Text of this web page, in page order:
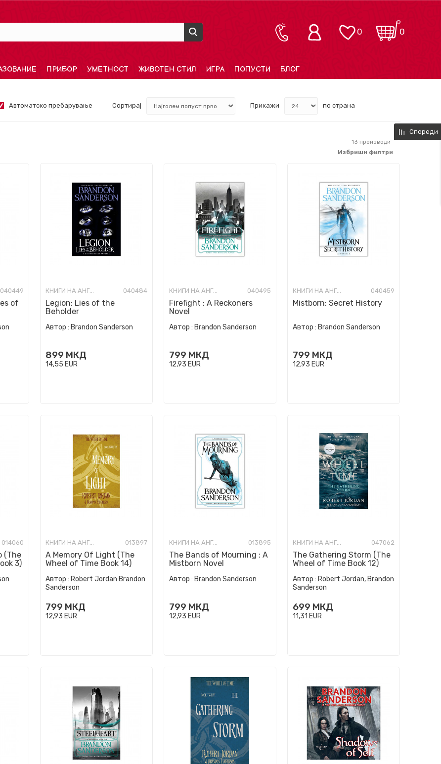
0
0
ПРИБОР УМЕТНОСТ ЖИВОТЕН СТИЛ ИГРА ПОПУСТИ БЛОГ
Автоматско пребарување Сортирај Прикажи по страна
13 производи
Избриши филтри
040449
of
КНИГИ НА АНГЛИСКИ ЈАЗИК 040484
Legion: Lies of the
Beholder
Автор : Brandon Sanderson
899 МКД
14,55 EUR
КНИГИ НА АНГЛИСКИ ЈАЗИК 040495
Firefight : A Reckoners
Novel
Автор : Brandon Sanderson
799 МКД
12,93 EUR
КНИГИ НА АНГЛИСКИ ЈАЗИК 040459
Mistborn: Secret History
Автор : Brandon Sanderson
799 МКД
12,93 EUR
014060
(The
3)
КНИГИ НА АНГЛИСКИ ЈАЗИК 013897
A Memory Of Light (The
Wheel of Time Book 14)
Автор : Robert Jordan Brandon
Sanderson
799 МКД
12,93 EUR
КНИГИ НА АНГЛИСКИ ЈАЗИК 013895
The Bands of Mourning : A
Mistborn Novel
Автор : Brandon Sanderson
799 МКД
12,93 EUR
КНИГИ НА АНГЛИСКИ ЈАЗИК 047062
The Gathering Storm (The
Wheel of Time Book 12)
Автор : Robert Jordan, Brandon
Sanderson
699 МКД
11,31 EUR
Спореди